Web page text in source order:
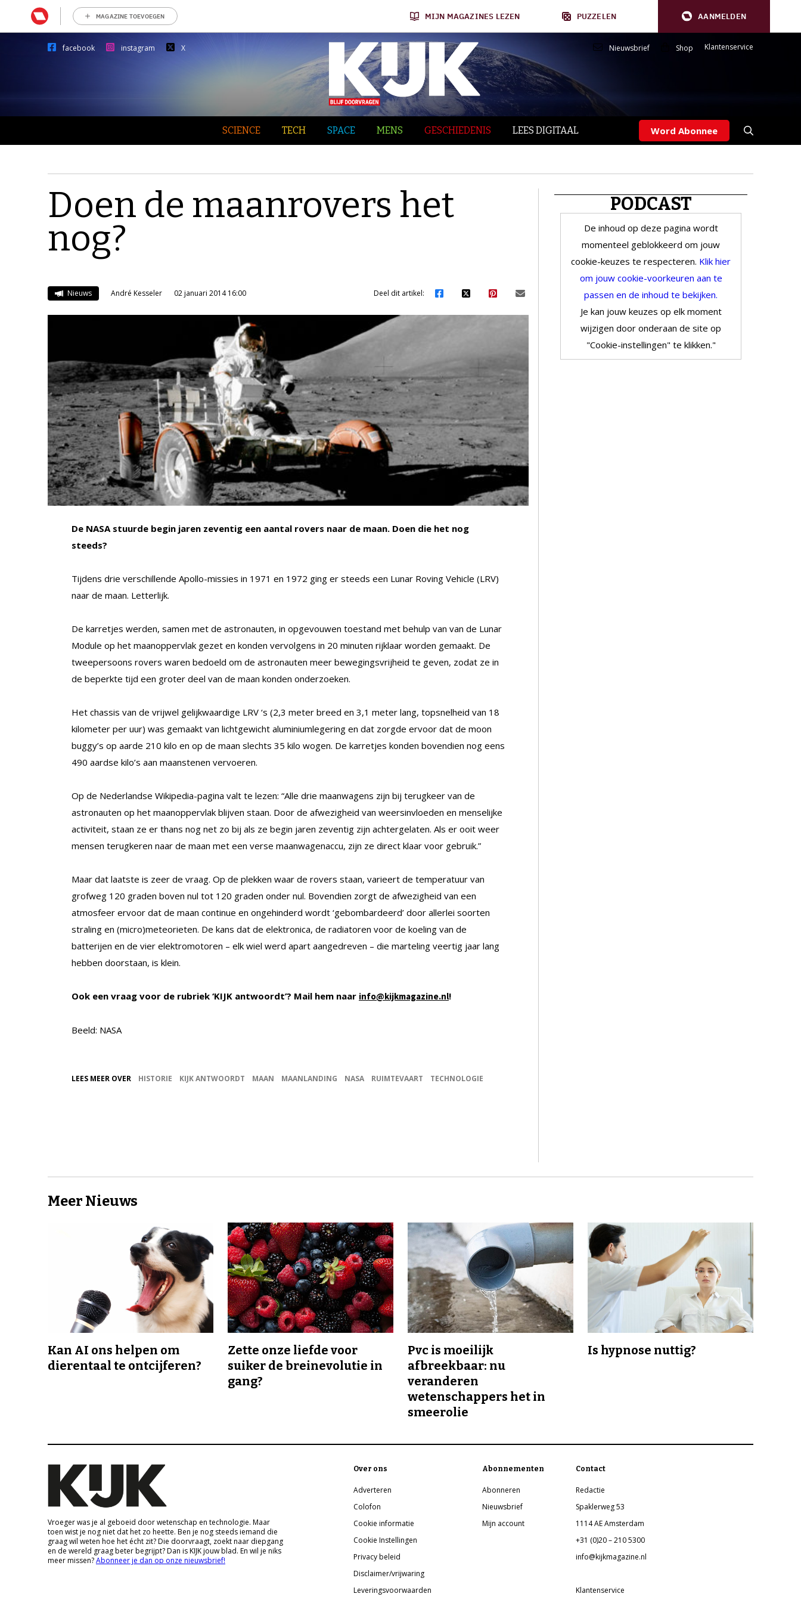
MAGAZINE TOEVOEGEN MIJN MAGAZINES LEZEN PUZZELEN AANMELDEN
facebook instagram X Nieuwsbrief Shop Klantenservice
SCIENCE TECH SPACE MENS GESCHIEDENIS LEES DIGITAAL Word Abonnee
Doen de maanrovers het
nog?
Nieuws André Kesseler 02 januari 2014 16:00 Deel dit artikel:
De NASA stuurde begin jaren zeventig een aantal rovers naar de maan. Doen die het nog
steeds?
Tijdens drie verschillende Apollo-missies in 1971 en 1972 ging er steeds een Lunar Roving Vehicle (LRV)
naar de maan. Letterlijk.
De karretjes werden, samen met de astronauten, in opgevouwen toestand met behulp van van de Lunar
Module op het maanoppervlak gezet en konden vervolgens in 20 minuten rijklaar worden gemaakt. De
tweepersoons rovers waren bedoeld om de astronauten meer bewegingsvrijheid te geven, zodat ze in
de beperkte tijd een groter deel van de maan konden onderzoeken.
Het chassis van de vrijwel gelijkwaardige LRV ‘s (2,3 meter breed en 3,1 meter lang, topsnelheid van 18
kilometer per uur) was gemaakt van lichtgewicht aluminiumlegering en dat zorgde ervoor dat de moon
buggy’s op aarde 210 kilo en op de maan slechts 35 kilo wogen. De karretjes konden bovendien nog eens
490 aardse kilo’s aan maanstenen vervoeren.
Op de Nederlandse Wikipedia-pagina valt te lezen: “Alle drie maanwagens zijn bij terugkeer van de
astronauten op het maanoppervlak blijven staan. Door de afwezigheid van weersinvloeden en menselijke
activiteit, staan ze er thans nog net zo bij als ze begin jaren zeventig zijn achtergelaten. Als er ooit weer
mensen terugkeren naar de maan met een verse maanwagenaccu, zijn ze direct klaar voor gebruik.”
Maar dat laatste is zeer de vraag. Op de plekken waar de rovers staan, varieert de temperatuur van
grofweg 120 graden boven nul tot 120 graden onder nul. Bovendien zorgt de afwezigheid van een
atmosfeer ervoor dat de maan continue en ongehinderd wordt ‘gebombardeerd’ door allerlei soorten
straling en (micro)meteorieten. De kans dat de elektronica, de radiatoren voor de koeling van de
batterijen en de vier elektromotoren – elk wiel werd apart aangedreven – die marteling veertig jaar lang
hebben doorstaan, is klein.
Ook een vraag voor de rubriek ‘KIJK antwoordt’? Mail hem naar info@kijkmagazine.nl!
Beeld: NASA
LEES MEER OVER HISTORIE KIJK ANTWOORDT MAAN MAANLANDING NASA RUIMTEVAART TECHNOLOGIE
PODCAST
De inhoud op deze pagina wordt
momenteel geblokkeerd om jouw
cookie-keuzes te respecteren. Klik hier
om jouw cookie-voorkeuren aan te
passen en de inhoud te bekijken.
Je kan jouw keuzes op elk moment
wijzigen door onderaan de site op
"Cookie-instellingen" te klikken."
Meer Nieuws
Kan AI ons helpen om
dierentaal te ontcijferen?
Zette onze liefde voor
suiker de breinevolutie in
gang?
Pvc is moeilijk
afbreekbaar: nu
veranderen
wetenschappers het in
smeerolie
Is hypnose nuttig?
Vroeger was je al geboeid door wetenschap en technologie. Maar
toen wist je nog niet dat het zo heette. Ben je nog steeds iemand die
graag wil weten hoe het écht zit? Die doorvraagt, zoekt naar diepgang
en de wereld graag beter begrijpt? Dan is KIJK jouw blad. En wil je niks
meer missen?Abonneer je dan op onze nieuwsbrief!
Over ons
Adverteren
Colofon
Cookie informatie
Cookie Instellingen
Privacy beleid
Disclaimer/vrijwaring
Leveringsvoorwaarden
Abonnementen
Abonneren
Nieuwsbrief
Mijn account
Contact
Redactie
Spaklerweg 53
1114 AE Amsterdam
+31 (0)20 – 210 5300
info@kijkmagazine.nl
Klantenservice